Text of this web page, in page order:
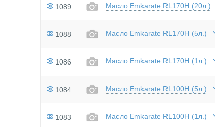
1089 Масло Emkarate RL170H (20л.)
1088 Масло Emkarate RL170H (5л.)
1086 Масло Emkarate RL170H (1л.)
1084 Масло Emkarate RL100H (5л.)
1083 Масло Emkarate RL100H (1л.)